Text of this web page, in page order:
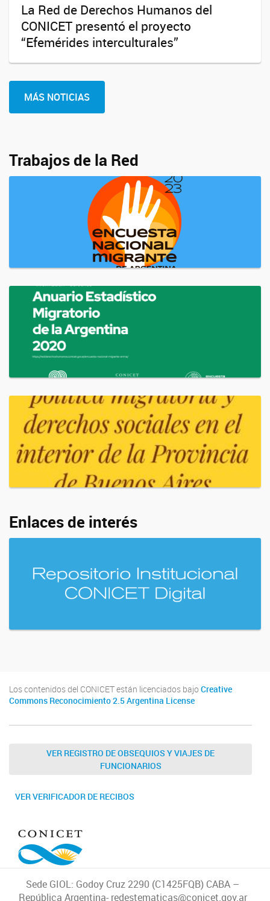
La Red de Derechos Humanos del
CONICET presentó el proyecto
“Efemérides interculturales”
MÁS NOTICIAS
Trabajos de la Red
Enlaces de interés
Los contenidos del CONICET están licenciados bajo Creative
Commons Reconocimiento 2.5 Argentina License
VER REGISTRO DE OBSEQUIOS Y VIAJES DE
FUNCIONARIOS
VER VERIFICADOR DE RECIBOS
Sede GIOL: Godoy Cruz 2290 (C1425FQB) CABA –
República Argentina- redestematicas@conicet.gov.ar